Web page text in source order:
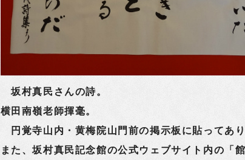
坂村真民さんの詩。
横田南嶺老師揮毫。
円覚寺山内・黄梅院山門前の掲示板に貼ってあり
また、坂村真民記念館の公式ウェブサイト内の「